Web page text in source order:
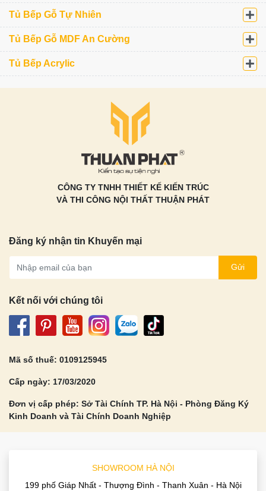
Tủ Bếp Gỗ Tự Nhiên
Tủ Bếp Gỗ MDF An Cường
Tủ Bếp Acrylic
CÔNG TY TNHH THIẾT KẾ KIẾN TRÚC
VÀ THI CÔNG NỘI THẤT THUẬN PHÁT
Đăng ký nhận tin Khuyến mại
Gửi
Kết nối với chúng tôi
Mã số thuế: 0109125945
Cấp ngày: 17/03/2020
Đơn vị cấp phép: Sở Tài Chính TP. Hà Nội - Phòng Đăng Ký
Kinh Doanh và Tài Chính Doanh Nghiệp
SHOWROOM HÀ NỘI
199 phố Giáp Nhất - Thượng Đình - Thanh Xuân - Hà Nội